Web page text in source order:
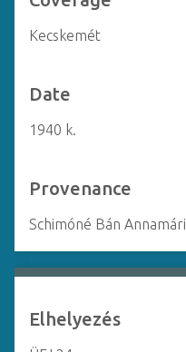
Kecskemét
Date
1940 k.
Provenance
Schimóné Bán
Elhelyezés